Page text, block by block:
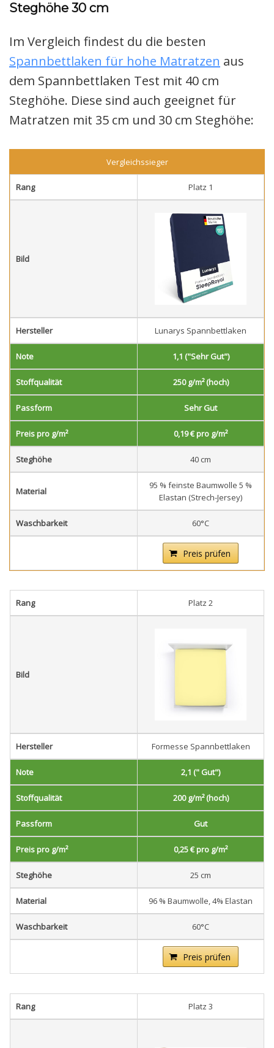
Steghöhe 30 cm
Im Vergleich findest du die besten
Spannbettlaken für hohe Matratzen aus
dem Spannbettlaken Test mit 40 cm
Steghöhe. Diese sind auch geeignet für
Matratzen mit 35 cm und 30 cm Steghöhe:
Vergleichssieger
Rang Platz 1
Bild
Hersteller Lunarys Spannbettlaken
Note 1,1 ("Sehr Gut")
Stoffqualität 250 g/m² (hoch)
Passform Sehr Gut
Preis pro g/m² 0,19 € pro g/m²
Steghöhe 40 cm
Material
95 % feinste Baumwolle 5 %
Elastan (Strech-Jersey)
Waschbarkeit 60°C
Preis prüfen
Rang Platz 2
Bild
Hersteller Formesse Spannbettlaken
Note 2,1 (" Gut")
Stoffqualität 200 g/m² (hoch)
Passform Gut
Preis pro g/m² 0,25 € pro g/m²
Steghöhe 25 cm
Material 96 % Baumwolle, 4% Elastan
Waschbarkeit 60°C
Preis prüfen
Rang Platz 3